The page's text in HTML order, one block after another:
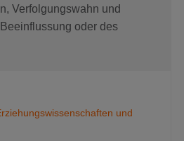
Verfolgungswahn und
oder des
und